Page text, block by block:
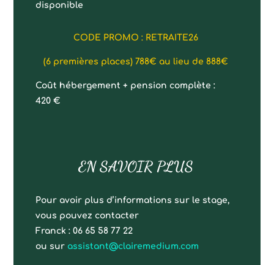
disponible
CODE PROMO : RETRAITE26
(6 premières places) 788€ au lieu de 888€
Coût hébergement + pension complète :
420 €
EN SAVOIR PLUS
Pour avoir plus d’informations sur le stage,
vous pouvez contacter
Franck : 06 65 58 77 22
ou sur assistant@clairemedium.com